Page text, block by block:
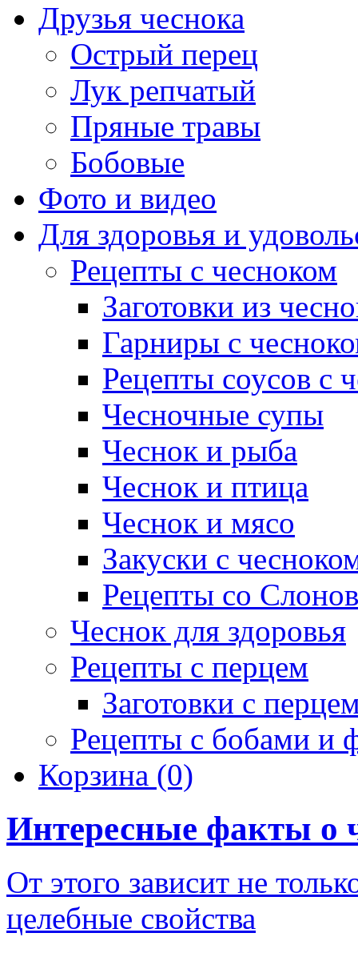
Друзья чеснока
Острый перец
Лук репчатый
Пряные травы
Бобовые
Фото и видео
Для здоровья и
Рецепты с чесноком
Заготовки из
Гарниры с
Рецепты соусов с
Чесночные супы
Чеснок и рыба
Чеснок и птица
Чеснок и мясо
Закуски с
Рецепты со
Чеснок для здоровья
Рецепты с перцем
Заготовки с
Рецепты с бобами и
Корзина (0)
Интересные факты о
От этого зависит не
целебные свойства